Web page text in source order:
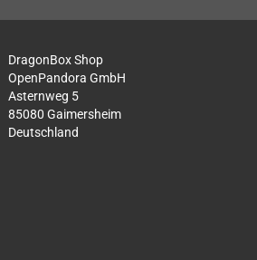
DragonBox Shop
OpenPandora GmbH
Asternweg 5
85080 Gaimersheim
Deutschland